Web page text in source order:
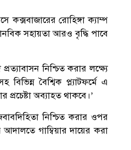
কক্সবাজারের রোহিঙ্গা ক্যাম্প
সহায়তা আরও বৃদ্ধি পাবে
নিশ্চিত করার লক্ষ্যে
বৈশ্বিক প্ল্যাটফর্মে এ
অব্যাহত থাকবে।’
নিশ্চিত করার ওপর
আদালতে গাম্বিয়ার দায়ের করা